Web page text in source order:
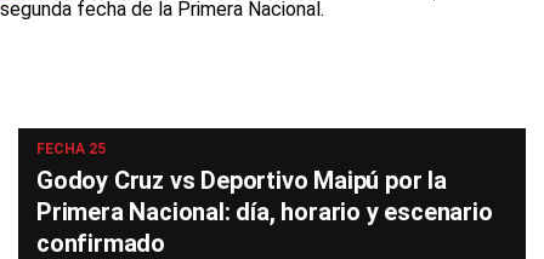
FECHA 25
Godoy Cruz vs Deportivo Maipú por la
Primera Nacional: día, horario y escenario
confirmado